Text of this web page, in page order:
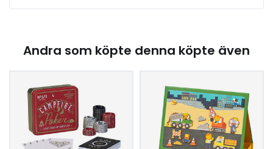
Andra som köpte denna köpte även